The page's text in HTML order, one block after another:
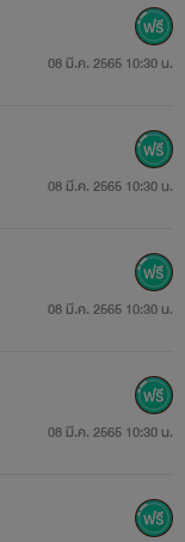
08 มี.ค. 2565 10:30 น.
08 มี.ค. 2565 10:30 น.
08 มี.ค. 2565 10:30 น.
08 มี.ค. 2565 10:30 น.